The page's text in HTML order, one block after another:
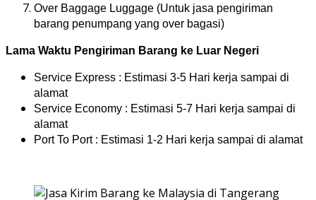
Over Baggage Luggage (Untuk jasa pengiriman
barang penumpang yang over bagasi)
Lama Waktu Pengiriman Barang ke Luar Negeri
Service Express : Estimasi 3-5 Hari kerja sampai di
alamat
Service Economy : Estimasi 5-7 Hari kerja sampai di
alamat
Port To Port : Estimasi 1-2 Hari kerja sampai di alamat